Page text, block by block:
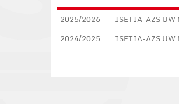
2025/2026 ISETIA-AZS UW
2024/2025
ISETIA-AZS UW